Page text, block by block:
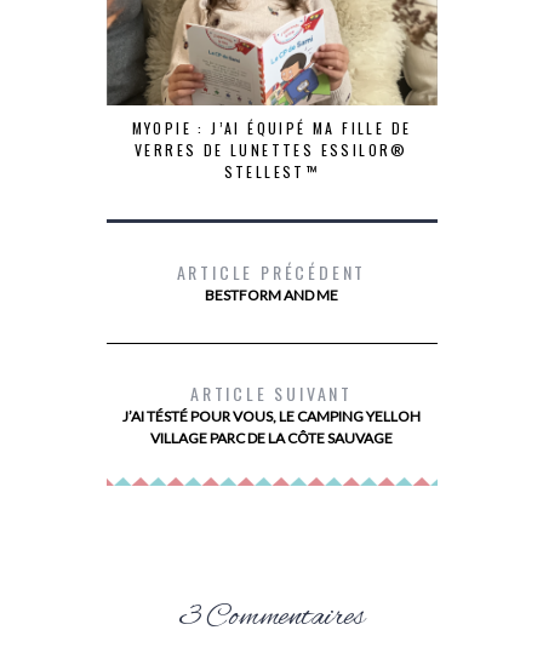
MYOPIE : J’AI ÉQUIPÉ MA FILLE DE
VERRES DE LUNETTES ESSILOR®
STELLEST™
ARTICLE PRÉCÉDENT
BESTFORM AND ME
ARTICLE SUIVANT
J’AI TÉSTÉ POUR VOUS, LE CAMPING YELLOH
VILLAGE PARC DE LA CÔTE SAUVAGE
3 Commentaires